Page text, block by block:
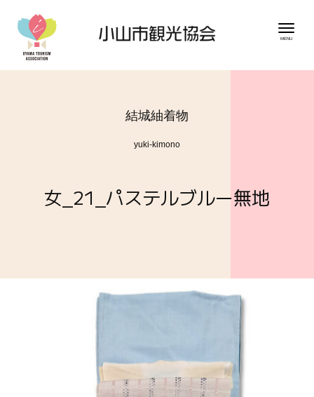
結城紬着物
yuki-kimono
女_21_パステルブルー無地